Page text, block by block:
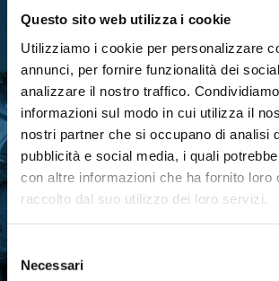
Questo sito web utilizza i cookie
Utilizziamo i cookie per personalizzare
annunci, per fornire funzionalità dei
analizzare il nostro traffico.
informazioni sul modo in cui utilizza il
nostri partner che si occupano di analisi
pubblicità e social media, i quali
con altre informazioni che ha fornito loro
raccolto dal suo utilizzo dei loro servizi.
delNecessari
RIMANI IN
LA
Iscriviti gratuitamente alla